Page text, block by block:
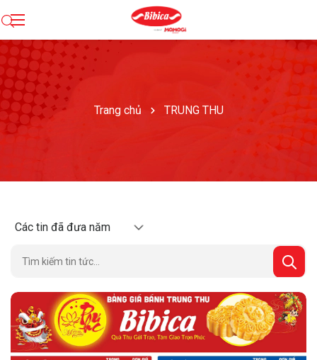
Trang chủ TRUNG THU
Các tin đã đưa năm